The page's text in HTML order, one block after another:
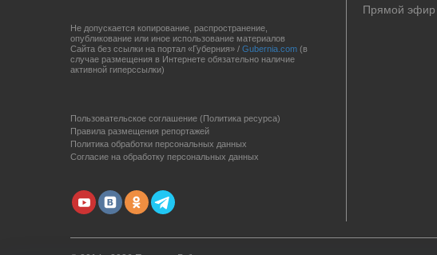
Не допускается копирование, распространение,
опубликование или иное использование материалов
Сайта без ссылки на портал «Губерния» / Gubernia.com (в
случае размещения в Интернете обязательно наличие
активной гиперссылки)
Пользовательское соглашение (Политика ресурса)
Правила размещения репортажей
Политика обработки персональных данных
Согласие на обработку персональных данных
Прямой эфир